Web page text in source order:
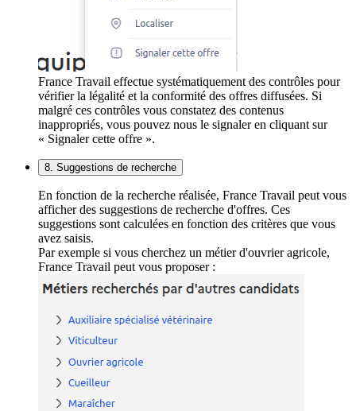
France Travail effectue systématiquement des contrôles pour
vérifier la légalité et la conformité des offres diffusées. Si
malgré ces contrôles vous constatez des contenus
inappropriés, vous pouvez nous le signaler en cliquant sur
« Signaler cette offre ».
8. Suggestions de recherche
En fonction de la recherche réalisée, France Travail peut vous
afficher des suggestions de recherche d'offres. Ces
suggestions sont calculées en fonction des critères que vous
avez saisis.
Par exemple si vous cherchez un métier d'ouvrier agricole,
France Travail peut vous proposer :